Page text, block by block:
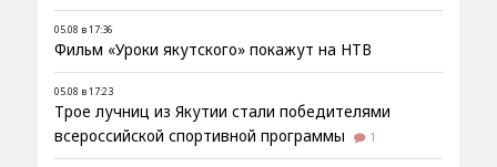
05.08 в 17:36
Фильм «Уроки якутского» покажут на НТВ
05.08 в 17:23
Трое лучниц из Якутии стали победителями
всероссийской спортивной программы
1